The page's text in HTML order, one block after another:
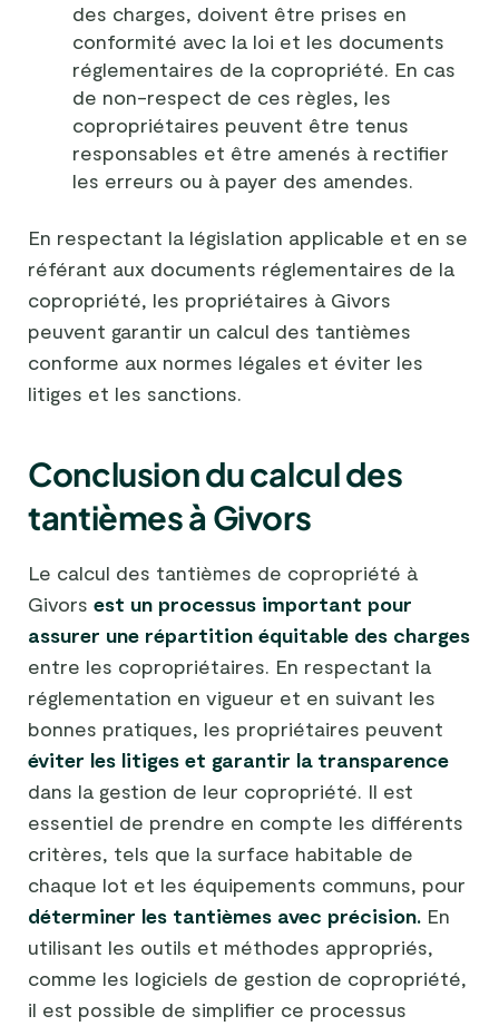
des charges, doivent être prises en
conformité avec la loi et les documents
réglementaires de la copropriété. En cas
de non-respect de ces règles, les
copropriétaires peuvent être tenus
responsables et être amenés à rectifier
les erreurs ou à payer des amendes.
En respectant la législation applicable et en se
référant aux documents réglementaires de la
copropriété, les propriétaires à Givors
peuvent garantir un calcul des tantièmes
conforme aux normes légales et éviter les
litiges et les sanctions.
Conclusion du calcul des
tantièmes à Givors
Le calcul des tantièmes de copropriété à
Givors est un processus important pour
assurer une répartition équitable des charges
entre les copropriétaires. En respectant la
réglementation en vigueur et en suivant les
bonnes pratiques, les propriétaires peuvent
éviter les litiges et garantir la transparence
dans la gestion de leur copropriété. Il est
essentiel de prendre en compte les différents
critères, tels que la surface habitable de
chaque lot et les équipements communs, pour
déterminer les tantièmes avec précision. En
utilisant les outils et méthodes appropriés,
comme les logiciels de gestion de copropriété,
il est possible de simplifier ce processus